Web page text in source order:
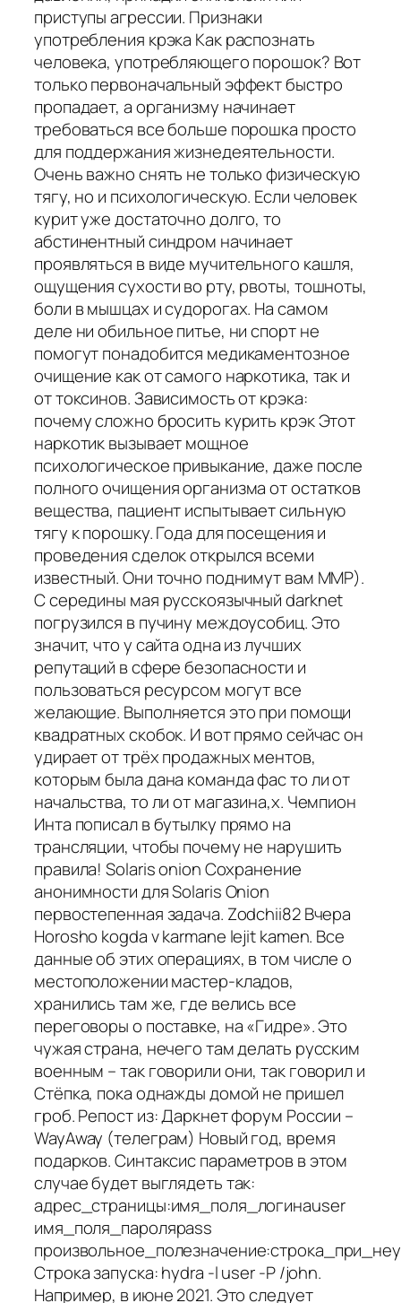
приступы агрессии. Признаки
употребления крэка Как распознать
человека, употребляющего порошок? Вот
только первоначальный эффект быстро
пропадает, а организму начинает
требоваться все больше порошка просто
для поддержания жизнедеятельности.
Очень важно снять не только физическую
тягу, но и психологическую. Если человек
курит уже достаточно долго, то
абстинентный синдром начинает
проявляться в виде мучительного кашля,
ощущения сухости во рту, рвоты, тошноты,
боли в мышцах и судорогах. На самом
деле ни обильное питье, ни спорт не
помогут понадобится медикаментозное
очищение как от самого наркотика, так и
от токсинов. Зависимость от крэка:
почему сложно бросить курить крэк Этот
наркотик вызывает мощное
психологическое привыкание, даже после
полного очищения организма от остатков
вещества, пациент испытывает сильную
тягу к порошку. Года для посещения и
проведения сделок открылся всеми
известный. Они точно поднимут вам ММР).
С середины мая русскоязычный darknet
погрузился в пучину междоусобиц. Это
значит, что у сайта одна из лучших
репутаций в сфере безопасности и
пользоваться ресурсом могут все
желающие. Выполняется это при помощи
квадратных скобок. И вот прямо сейчас он
удирает от трёх продажных ментов,
которым была дана команда фас то ли от
начальства, то ли от магазина,х. Чемпион
Инта пописал в бутылку прямо на
трансляции, чтобы почему не нарушить
правила! Solaris onion Сохранение
анонимности для Solaris Onion
первостепенная задача. Zodchii82 Вчера
Horosho kogda v karmane lejit kamen. Все
данные об этих операциях, в том числе о
местоположении мастер-кладов,
хранились там же, где велись все
переговоры о поставке, на «Гидре». Это
чужая страна, нечего там делать русским
военным – так говорили они, так говорил и
Стёпка, пока однажды домой не пришел
гроб. Репост из: Даркнет форум России –
WayAway (телеграм) Новый год, время
подарков. Синтаксис параметров в этом
случае будет выглядеть так:
адрес_страницы:имя_поля_логинаuser
имя_поля_пароляpass
Строка запуска: hydra -l user -P /john.
Например, в июне 2021. Это следует